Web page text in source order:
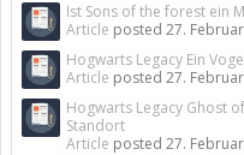
Ist Sons of the forest ein
Article posted 27.
Hogwarts Legacy Ein
Article posted 27.
Hogwarts Legacy Ghost
Standort
Article posted 27.